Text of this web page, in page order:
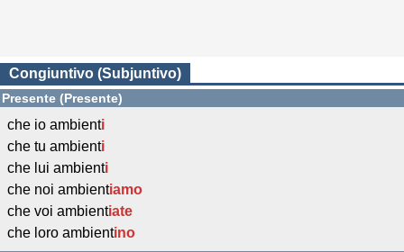
Congiuntivo (Subjuntivo)
Presente (Presente)
che io ambienti
che tu ambienti
che lui ambienti
che noi ambientiamo
che voi ambientiate
che loro ambientino